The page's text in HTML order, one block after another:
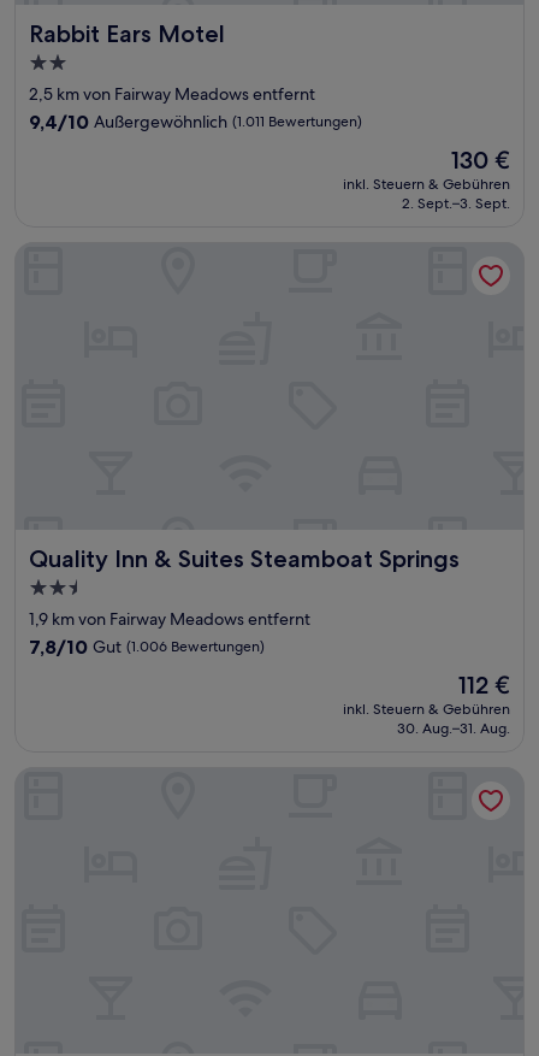
Rabbit Ears Motel
Rabbit Ears Motel
2.0-
Sterne-
Unterkunft
2,5 km von Fairway Meadows entfernt
9.4
9,4/10 Außergewöhnlich (1.011 Bewertungen)
Der
Preis
beträgt
130 €
inkl. Steuern & Gebühren
2. Sept.–3. Sept.
Quality Inn & Suites Steamboat Springs
Quality Inn & Suites Steamboat Springs
2.5-
Sterne-
Unterkunft
1,9 km von Fairway Meadows entfernt
7.8
7,8/10 Gut (1.006 Bewertungen)
Der
Preis
beträgt
112 €
inkl. Steuern & Gebühren
30. Aug.–31. Aug.
Homewood Suites by Hilton Steamboat Springs